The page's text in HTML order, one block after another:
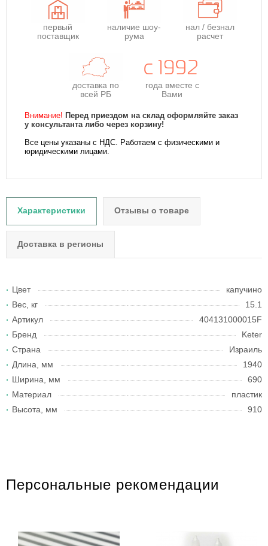
первый
поставщик
наличие шоу-
рума
нал / безнал
расчет
доставка по
всей РБ
года вместе с
Вами
Внимание! Перед приездом на склад оформляйте заказ
у консультанта либо через корзину!
Все цены указаны с НДС. Работаем с физическими и
юридическими лицами.
Характеристики Отзывы о товаре
Доставка в регионы
Цвет
капучино
Вес, кг
15.1
Артикул
404131000015F
Бренд
Keter
Страна
Израиль
Длина, мм
1940
Ширина, мм
690
Материал
пластик
Высота, мм
910
Персональные рекомендации